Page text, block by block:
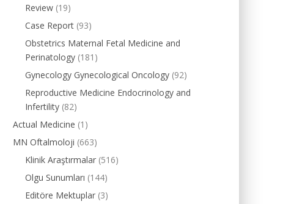
Review (19)
Case Report (93)
Obstetrics Maternal Fetal Medicine and
Perinatology (181)
Gynecology Gynecological Oncology (92)
Reproductive Medicine Endocrinology and
Infertility (82)
Actual Medicine (1)
MN Oftalmoloji (663)
Klinik Araştırmalar (516)
Olgu Sunumları (144)
Editöre Mektuplar (3)